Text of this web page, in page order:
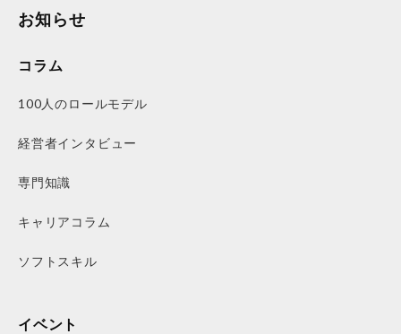
お知らせ
コラム
100人のロールモデル
経営者インタビュー
専門知識
キャリアコラム
ソフトスキル
イベント